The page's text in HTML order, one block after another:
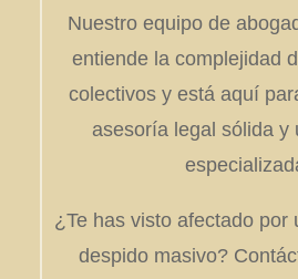
Nuestro equipo de
entiende la complejidad
colectivos y está aquí
asesoría legal sólida y
¿Te has visto afectado por
despido masivo?